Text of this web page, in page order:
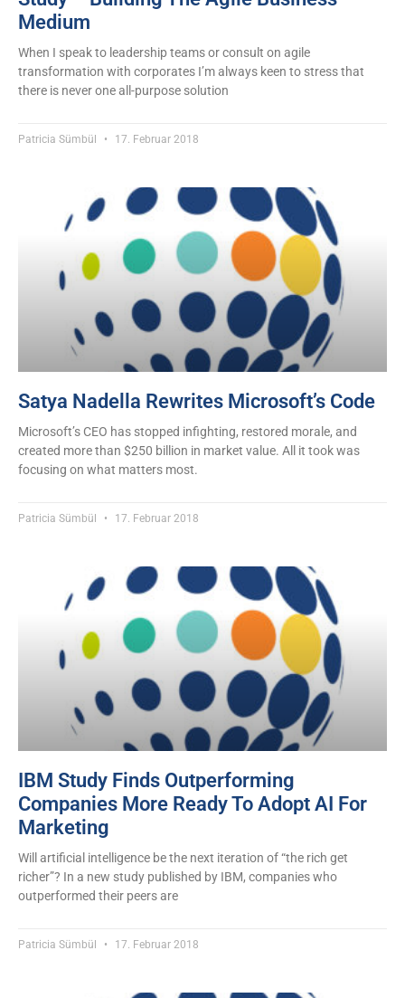
Medium
When I speak to leadership teams or consult on agile
transformation with corporates I’m always keen to stress that
there is never one all-purpose solution
Patricia Sümbül 17. Februar 2018
Satya Nadella Rewrites Microsoft’s Code
Microsoft’s CEO has stopped infighting, restored morale, and
created more than $250 billion in market value. All it took was
focusing on what matters most.
Patricia Sümbül 17. Februar 2018
IBM Study Finds Outperforming
Companies More Ready To Adopt AI For
Marketing
Will artificial intelligence be the next iteration of “the rich get
richer”? In a new study published by IBM, companies who
outperformed their peers are
Patricia Sümbül 17. Februar 2018